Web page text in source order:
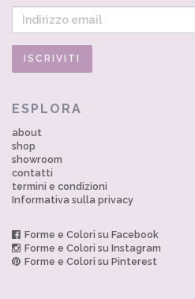
ESPLORA
about
shop
showroom
contatti
termini e condizioni
Informativa sulla privacy
Forme e Colori su Facebook
Forme e Colori su Instagram
Forme e Colori su Pinterest